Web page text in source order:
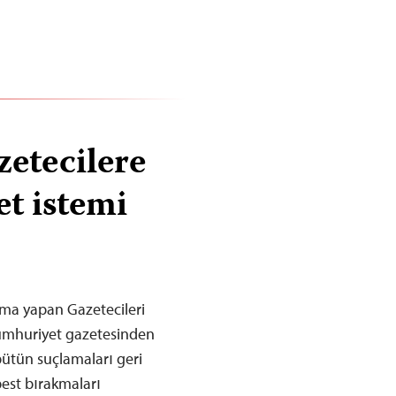
istemi
yapan Gazetecileri
gazetesinden
suçlamaları geri
bırakmaları